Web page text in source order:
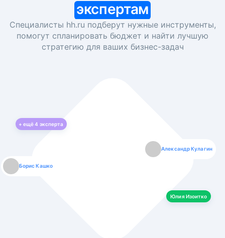
экспертам
Специалисты hh.ru подберут нужные инструменты,
помогут спланировать бюджет и найти лучшую
стратегию для ваших бизнес-задач
+ ещё4 эксперта
Борис Кашко
Александр Кулагин
Юлия Изоитко
Юлия Изоитко
Даниил Макаров
Александр Кулагин
Екатерина Лазаренко
Даниил Макаров
Борис Кашко
Екатерина Лазаренко
Юлия Изоитко